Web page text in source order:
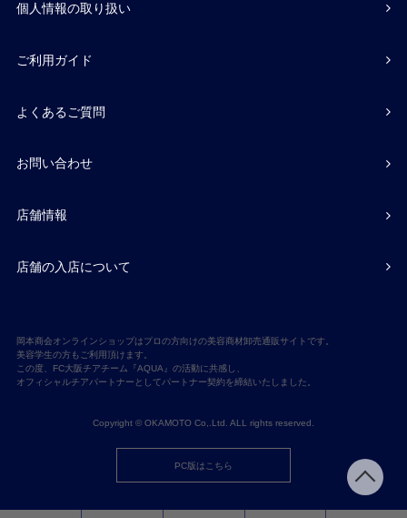
個人情報の取り扱い
ご利用ガイド
よくあるご質問
お問い合わせ
店舗情報
店舗の入店について
岡本商会オンラインショップはプロの方向けの美容商材卸売通販サイトです。
美容学生の方もご利用頂けます。
この度、FC大阪チアチーム『AQUA』の活動に共感し、
オフィシャルチアパートナーとしてパートナー契約を締結いたしました。
Copyright © OKAMOTO Co,.Ltd. ALL rights reserved.
PC版はこちら